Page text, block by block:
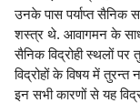
उनके पास पर्याप्त सैनिक
शस्त्र थे. आवागमन के
सैनिक विद्रोही स्थलों
विद्रोहों के विषय में तुरन्त
इन सभी कारणों से यह